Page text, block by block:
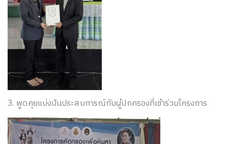
3. พูดคุยแบ่งปันประสบการณ์กับผู้ปกครองที่เข้าร่วมโครงการ